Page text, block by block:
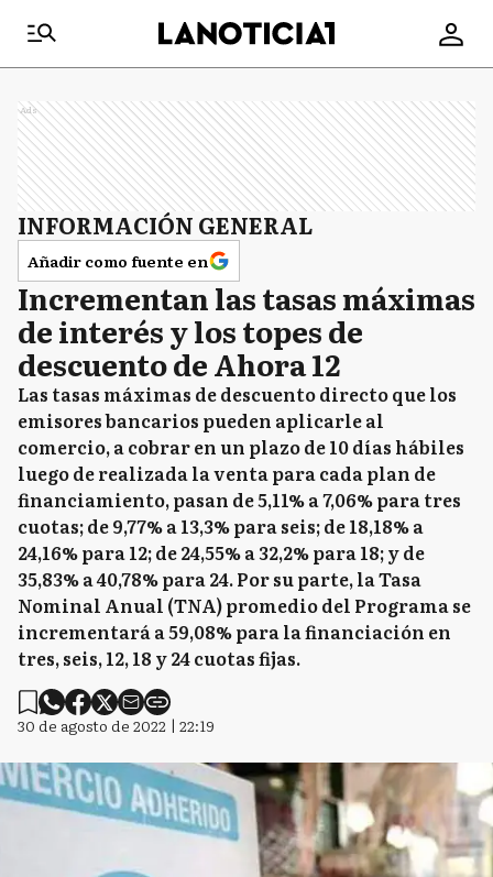
Ads
INFORMACIÓN GENERAL
Añadir como fuente en
Incrementan las tasas máximas
de interés y los topes de
descuento de Ahora 12
Las tasas máximas de descuento directo que los
emisores bancarios pueden aplicarle al
comercio, a cobrar en un plazo de 10 días hábiles
luego de realizada la venta para cada plan de
financiamiento, pasan de 5,11% a 7,06% para tres
cuotas; de 9,77% a 13,3% para seis; de 18,18% a
24,16% para 12; de 24,55% a 32,2% para 18; y de
35,83% a 40,78% para 24. Por su parte, la Tasa
Nominal Anual (TNA) promedio del Programa se
incrementará a 59,08% para la financiación en
tres, seis, 12, 18 y 24 cuotas fijas.
30 de agosto de 2022 | 22:19